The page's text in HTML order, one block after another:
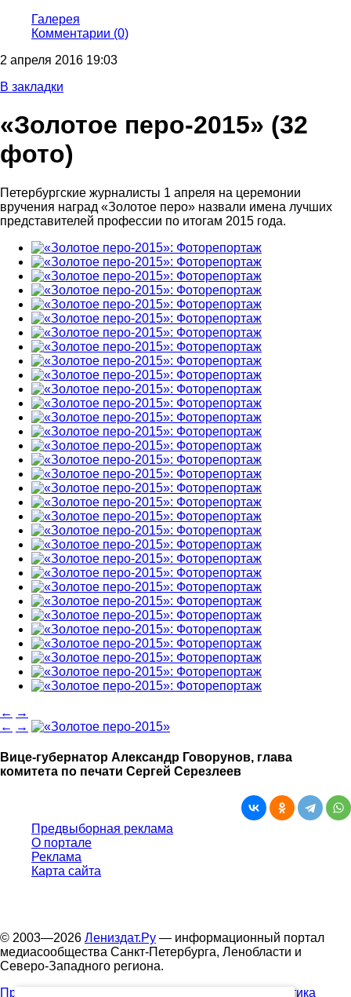
Галерея
Комментарии (0)
2 апреля 2016 19:03
В закладки
«Золотое перо-2015» (32
фото)
Петербургские журналисты 1 апреля на церемонии
вручения наград «Золотое перо» назвали имена лучших
представителей профессии по итогам 2015 года.
← →
← →
Вице-губернатор Александр Говорунов, глава
комитета по печати Сергей Серезлеев
Предвыборная реклама
О портале
Реклама
Карта сайта
© 2003—2026 Лениздат.Ру — информационный портал
медиасообщества Санкт-Петербурга, Ленобласти и
Северо-Западного региона.
Правила использования содержания сайта.
Политика